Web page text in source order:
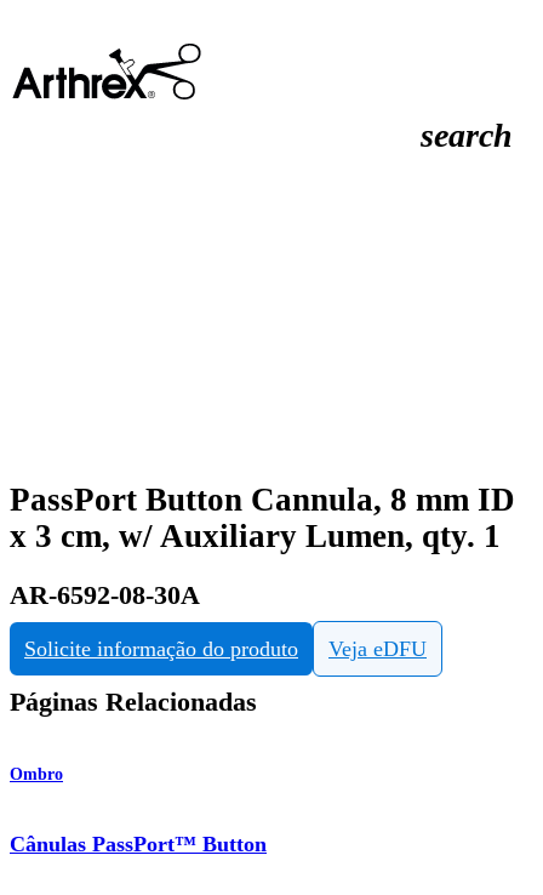
search
PassPort Button Cannula, 8 mm ID
x 3 cm, w/ Auxiliary Lumen, qty. 1
AR-6592-08-30A
Solicite informação do produto Veja eDFU
Páginas Relacionadas
Ombro
Cânulas PassPort™ Button